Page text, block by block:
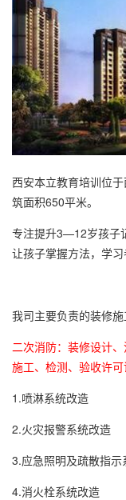
西安本立教育培训位
筑面积650平米。
专注提升3—12岁孩子
让孩子掌握方法，学习
我司主要负责的装修施
二次消防：装修设计
施工、检测、验收许
1.喷淋系统改造
2.火灾报警系统改造
3.应急照明及疏散指示
4.消火栓系统改造